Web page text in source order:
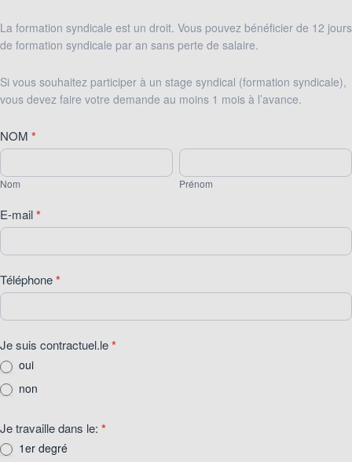
novembre
2026
La formation syndicale est un droit. Vous pouvez bénéficier de 12 jours
de formation syndicale par an sans perte de salaire.
Si vous souhaitez participer à un stage syndical (formation syndicale),
vous devez faire votre demande au moins 1 mois à l’avance.
NOM *
Nom
Nom
Prénom
Prénom
E-mail*
Téléphone*
Je suis contractuel.le*
oui
non
Je travaille dans le: *
1er degré